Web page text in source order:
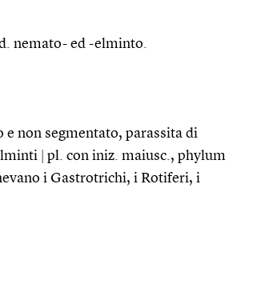
nemato- ed -elminto.
non segmentato, parassita di
pl. con iniz. maiusc., phylum
i Gastrotrichi, i Rotiferi, i